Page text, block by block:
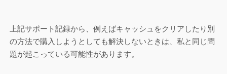
上記サポート記録から、例えばキャッシュをクリアしたり別
の方法で購入しようとしても解決しないときは、私と同じ問
題が起こっている可能性があります。